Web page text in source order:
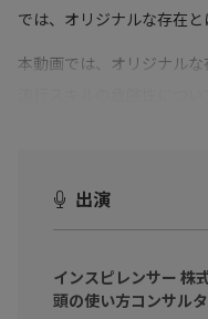
では、オリジナルな存在と
本動画では、オリジナル
向上心はあって色々
アイデアが思い浮か
出演
インスピレンサー 株
頭の使い方コンサル